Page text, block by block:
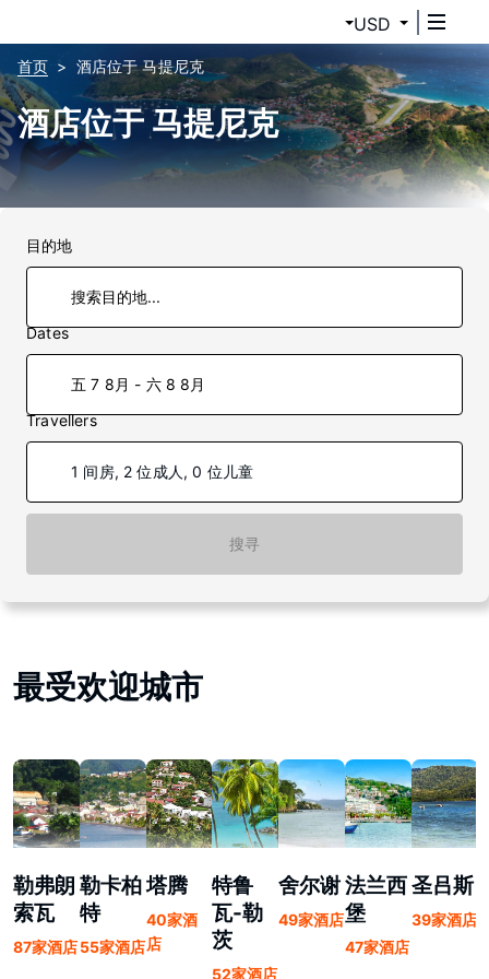
USD
首页 酒店位于 马提尼克
酒店位于 马提尼克
目的地
Dates
五 7 8月 - 六 8 8月
Travellers
1 间房, 2 位成人, 0 位儿童
搜寻
最受欢迎城市
勒弗朗
索瓦
87家酒店
勒卡柏
特
55家酒店
塔腾
40家酒
店
特鲁
瓦-勒
茨
52家酒店
舍尔谢
49家酒店
法兰西
堡
47家酒店
圣吕斯
39家酒店